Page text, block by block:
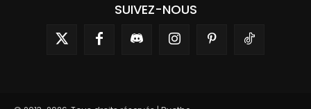
SUIVEZ-NOUS